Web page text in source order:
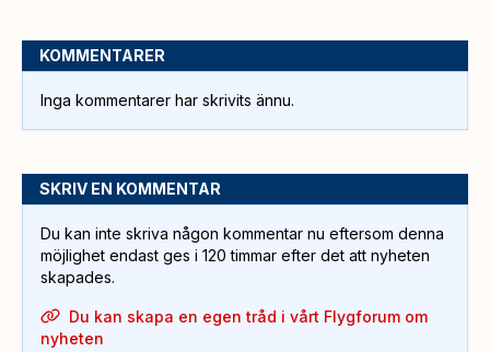
KOMMENTARER
Inga kommentarer har skrivits ännu.
SKRIV EN KOMMENTAR
Du kan inte skriva någon kommentar nu eftersom denna
möjlighet endast ges i 120 timmar efter det att nyheten
skapades.
Du kan skapa en egen tråd i vårt Flygforum om
nyheten